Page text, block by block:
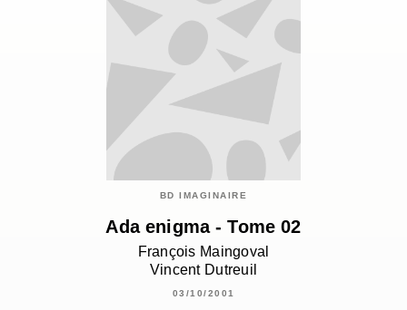
BD IMAGINAIRE
Ada enigma - Tome 02
François Maingoval
Vincent Dutreuil
03/10/2001